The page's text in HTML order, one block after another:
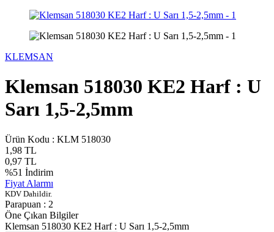
KLEMSAN
Klemsan 518030 KE2 Harf : U
Sarı 1,5-2,5mm
Ürün Kodu : KLM 518030
1,98 TL
0,97 TL
%51 İndirim
Fiyat Alarmı
KDV Dahildir.
Parapuan : 2
Öne Çıkan Bilgiler
Klemsan 518030 KE2 Harf : U Sarı 1,5-2,5mm